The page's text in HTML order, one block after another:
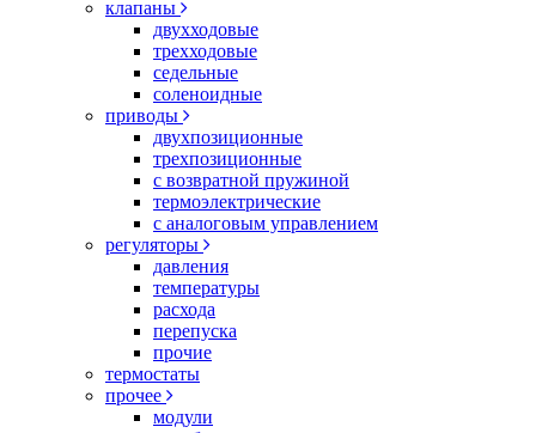
клапаны
двухходовые
трехходовые
седельные
соленоидные
приводы
двухпозиционные
трехпозиционные
с возвратной пружиной
термоэлектрические
с аналоговым управлением
регуляторы
давления
температуры
расхода
перепуска
прочие
термостаты
прочее
модули